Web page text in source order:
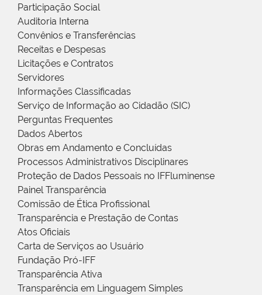
Participação Social
Auditoria Interna
Convênios e Transferências
Receitas e Despesas
Licitações e Contratos
Servidores
Informações Classificadas
Serviço de Informação ao Cidadão (SIC)
Perguntas Frequentes
Dados Abertos
Obras em Andamento e Concluídas
Processos Administrativos Disciplinares
Proteção de Dados Pessoais no IFFluminense
Painel Transparência
Comissão de Ética Profissional
Transparência e Prestação de Contas
Atos Oficiais
Carta de Serviços ao Usuário
Fundação Pró-IFF
Transparência Ativa
Transparência em Linguagem Simples